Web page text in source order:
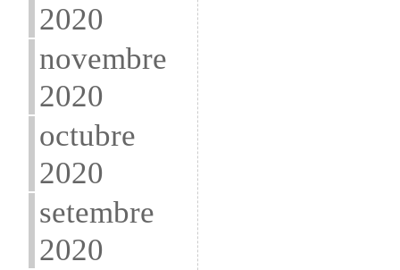
2020
novembre
2020
octubre
2020
setembre
2020